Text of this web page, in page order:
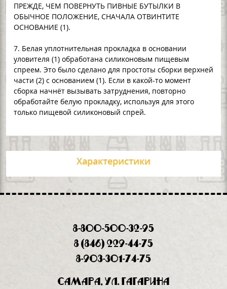
ПРЕЖДЕ, ЧЕМ ПОВЕРНУТЬ ПИВНЫЕ БУТЫЛКИ В
ОБЫЧНОЕ ПОЛОЖЕНИЕ, СНАЧАЛА ОТВИНТИТЕ
ОСНОВАНИЕ (1).
7. Белая уплотнительная прокладка в основании
уловителя (1) обработана силиконовым пищевым
спреем. Это было сделано для простоты сборки верхней
части (2) с основанием (1). Если в какой-то момент
сборка начнёт вызывать затруднения, повторно
обработайте белую прокладку, используя для этого
только пищевой силиконовый спрей.
Характеристики
8-800-500-32-95
8 (846) 229-44-75
8-903-301-74-75
Самара, ул. Гагарина